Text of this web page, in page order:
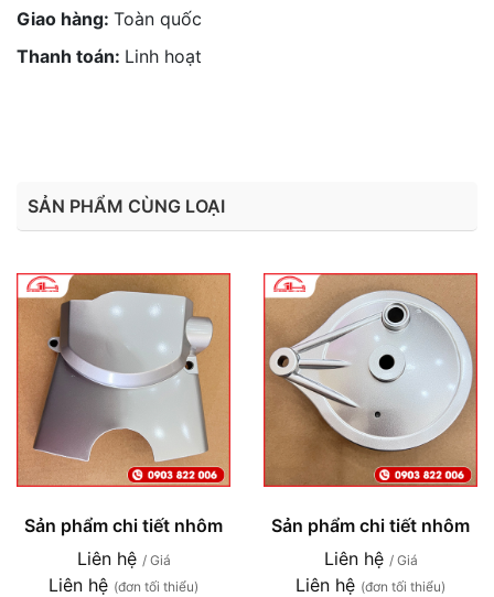
Giao hàng: Toàn quốc
Thanh toán: Linh hoạt
SẢN PHẨM CÙNG LOẠI
Sản phẩm chi tiết nhôm
Liên hệ / Giá
Liên hệ (đơn tối thiểu)
Sản phẩm chi tiết nhôm
Liên hệ / Giá
Liên hệ (đơn tối thiểu)